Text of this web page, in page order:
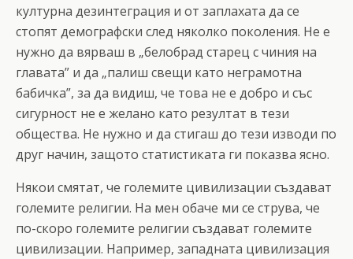
културна дезинтеграция и от заплахата да се
стопят демографски след няколко поколения. Не е
нужно да вярваш в „белобрад старец с чиния на
главата” и да „палиш свещи като неграмотна
бабичка”, за да видиш, че това не е добро и със
сигурност не е желано като резултат в тези
общества. Не нужно и да стигаш до тези изводи по
друг начин, защото статистиката ги показва ясно.
Някои смятат, че големите цивилизации създават
големите религии. На мен обаче ми се струва, че
по-скоро големите религии създават големите
цивилизации. Например, западната цивилизация